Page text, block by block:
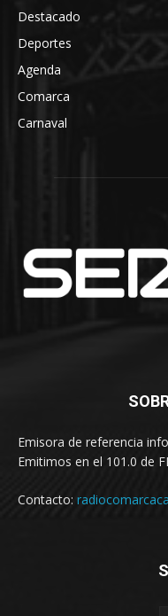
Destacado
Deportes
Agenda
Comarca
Carnaval
Emisora de referencia
Emitimos en el 101.0 de
Contacto: